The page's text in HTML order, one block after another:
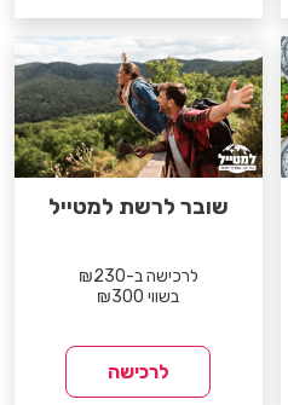
שובר לרשת למטייל
לרכישה ב-₪230
בשווי ₪300
לרכישה